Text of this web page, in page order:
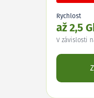
Rychlost
až 2,5
V závislosti